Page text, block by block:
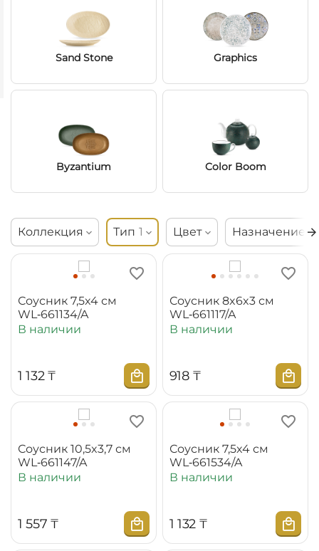
Sand Stone Graphics
Byzantium Color Boom
Коллекция Тип 1 Цвет Назначение
Соусник 7,5x4 см
WL‑661134/A
В наличии
1 132 ₸
Соусник 8x6x3 см
WL‑661117/A
В наличии
‍918‍ ₸
Соусник 10,5x3,7 см
WL‑661147/A
В наличии
1 557 ₸
Соусник 7,5x4 см
WL‑661534/A
В наличии
1 132 ₸